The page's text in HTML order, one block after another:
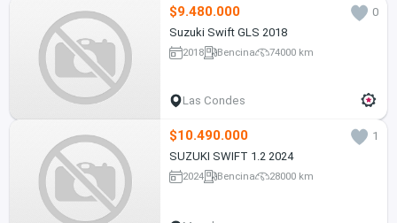
$9.480.000
0
Suzuki Swift GLS 2018
2018 Bencina 74000 km
Las Condes
$10.490.000
1
SUZUKI SWIFT 1.2 2024
2024 Bencina 28000 km